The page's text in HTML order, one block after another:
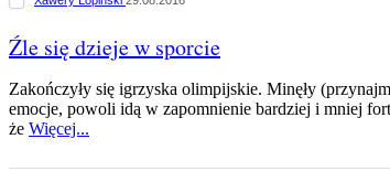
Źle się dzieje w sporcie
Zakończyły się igrzyska olimpijskie. Minęły
emocje, powoli idą w zapomnienie bardziej i mniej
że Więcej...